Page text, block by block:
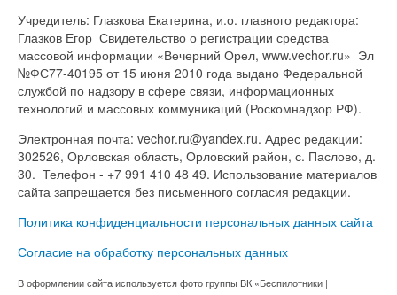
Учредитель: Глазкова Екатерина, и.о. главного редактора:
Глазков Егор Свидетельство о регистрации средства
массовой информации «Вечерний Орел, www.vechor.ru» Эл
№ФС77-40195 от 15 июня 2010 года выдано Федеральной
службой по надзору в сфере связи, информационных
технологий и массовых коммуникаций (Роскомнадзор РФ).
Электронная почта: vechor.ru@yandex.ru. Адрес редакции:
302526, Орловская область, Орловский район, с. Паслово, д.
30. Телефон - +7 991 410 48 49. Использование материалов
сайта запрещается без письменного согласия редакции.
Политика конфиденциальности персональных данных сайта
Согласие на обработку персональных данных
В оформлении сайта используется фото группы ВК «Беспилотники |